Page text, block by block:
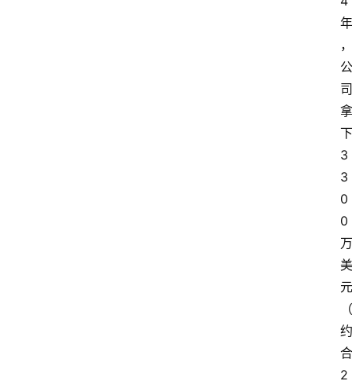
年
，
公
司
拿
下
3
3
0
0
万
美
元
（
约
合
2